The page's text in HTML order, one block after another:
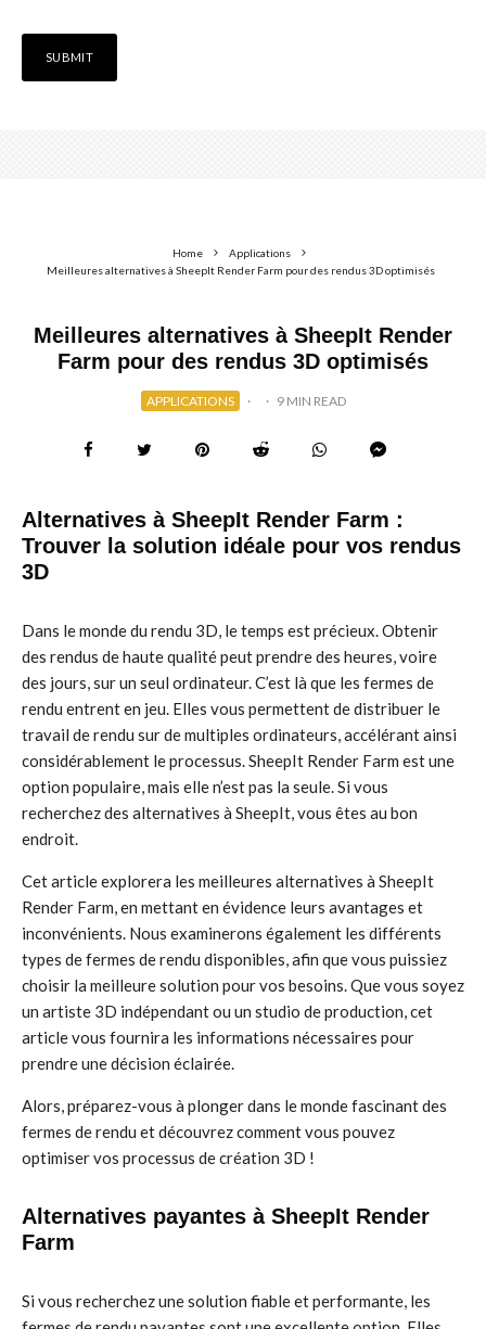
Home
Applications
Meilleures alternatives à SheepIt Render Farm pour des rendus 3D optimisés
Meilleures alternatives à SheepIt Render
Farm pour des rendus 3D optimisés
APPLICATIONS · · 9 MIN READ
Alternatives à SheepIt Render Farm :
Trouver la solution idéale pour vos rendus
3D
Dans le monde du rendu 3D, le temps est précieux. Obtenir
des rendus de haute qualité peut prendre des heures, voire
des jours, sur un seul ordinateur. C’est là que les fermes de
rendu entrent en jeu. Elles vous permettent de distribuer le
travail de rendu sur de multiples ordinateurs, accélérant ainsi
considérablement le processus. SheepIt Render Farm est une
option populaire, mais elle n’est pas la seule. Si vous
recherchez des alternatives à SheepIt, vous êtes au bon
endroit.
Cet article explorera les meilleures alternatives à SheepIt
Render Farm, en mettant en évidence leurs avantages et
inconvénients. Nous examinerons également les différents
types de fermes de rendu disponibles, afin que vous puissiez
choisir la meilleure solution pour vos besoins. Que vous soyez
un artiste 3D indépendant ou un studio de production, cet
article vous fournira les informations nécessaires pour
prendre une décision éclairée.
Alors, préparez-vous à plonger dans le monde fascinant des
fermes de rendu et découvrez comment vous pouvez
optimiser vos processus de création 3D !
Alternatives payantes à SheepIt Render
Farm
Si vous recherchez une solution fiable et performante, les